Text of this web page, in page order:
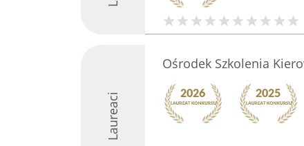
Laureaci
Ośrodek Szkolenia